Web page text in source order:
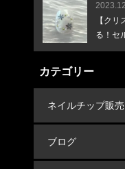
【ク
る！セ
スネイ
カテゴリー
ネイルチップ販売
ブログ